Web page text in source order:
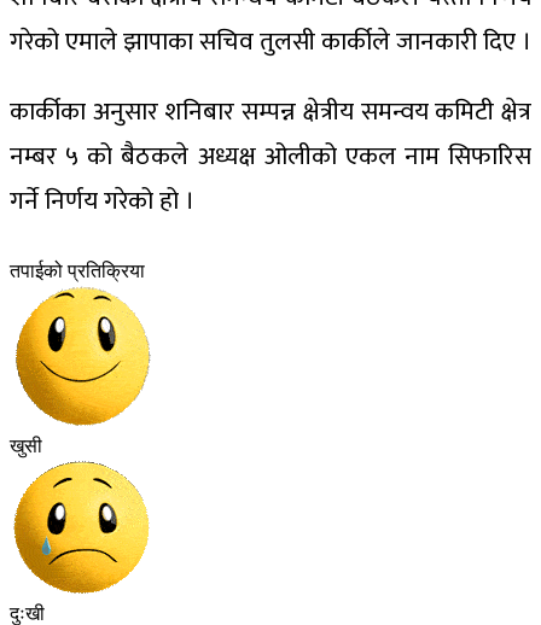
गरेको एमाले झापाका सचिव तुलसी कार्कीले जानकारी दिए ।
कार्कीका अनुसार शनिबार सम्पन्न क्षेत्रीय समन्वय कमिटी क्षेत्र
नम्बर ५ को बैठकले अध्यक्ष ओलीको एकल नाम सिफारिस
गर्ने निर्णय गरेको हो ।
तपाईको प्रतिक्रिया
खुसी
दुःखी